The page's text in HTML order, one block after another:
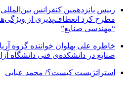
رییس پانزدهمین کنفرانس
مطرح کرد انعطاف‌پذیری از
“مهندسی صنایع”
خاطره علی پهلوان خواننده گروه
صنایع در دانشکده‌ی فنی دانشگاه
استراتژیست کیست؟‬/ محمد عبایی